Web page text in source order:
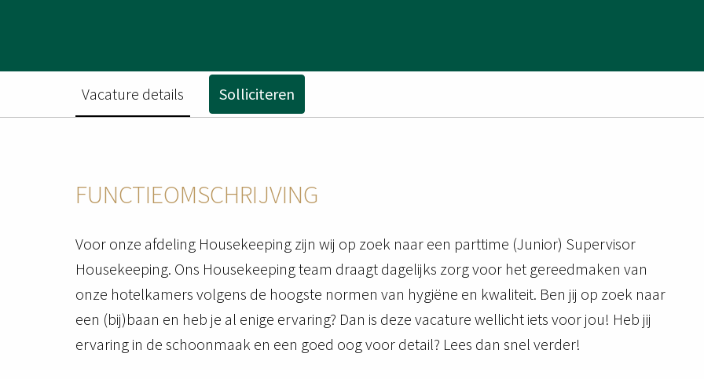
Vacature details Solliciteren
FUNCTIEOMSCHRIJVING
Voor onze afdeling Housekeeping zijn wij op zoek naar een parttime (Junior) Supervisor
Housekeeping. Ons Housekeeping team draagt dagelijks zorg voor het gereedmaken van
onze hotelkamers volgens de hoogste normen van hygiëne en kwaliteit. Ben jij op zoek naar
een (bij)baan en heb je al enige ervaring? Dan is deze vacature wellicht iets voor jou! Heb jij
ervaring in de schoonmaak en een goed oog voor detail? Lees dan snel verder!